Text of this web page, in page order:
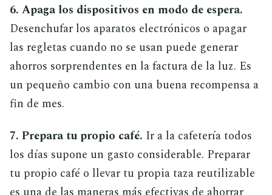
6. Apaga los dispositivos en modo de espera.
Desenchufar los aparatos electrónicos o apagar
las regletas cuando no se usan puede generar
ahorros sorprendentes en la factura de la luz. Es
un pequeño cambio con una buena recompensa a
fin de mes.
7. Prepara tu propio café. Ir a la cafetería todos
los días supone un gasto considerable. Preparar
tu propio café o llevar tu propia taza reutilizable